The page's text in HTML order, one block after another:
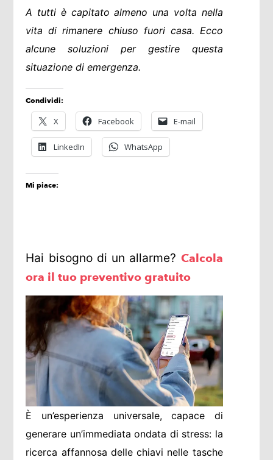
A tutti è capitato almeno una volta nella
vita di rimanere chiuso fuori casa. Ecco
alcune soluzioni per gestire questa
situazione di emergenza.
Condividi:
X Facebook E-mail
LinkedIn WhatsApp
Mi piace:
Hai bisogno di un allarme? Calcola
ora il tuo preventivo gratuito
È un’esperienza universale, capace di
generare un’immediata ondata di stress: la
ricerca affannosa delle chiavi nelle tasche